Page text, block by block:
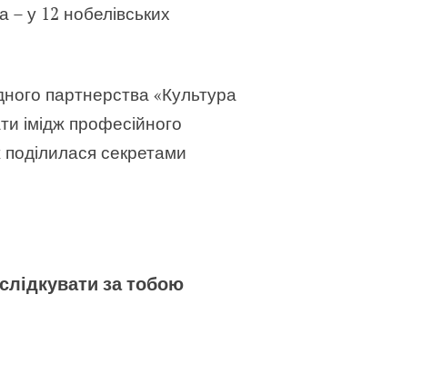
у 12 нобелівських
партнерства «Культура
імідж професійного
поділилася секретами
за тобою